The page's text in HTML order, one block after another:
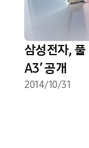
삼성전자, 풀
A3’ 공개
2014/10/31